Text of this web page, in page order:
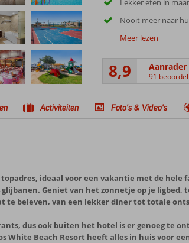
Lekker eten in
Nooit meer naar
Meer lezen
8,9 Aanrader
91
Activiteiten Foto's & Video's
ideaal voor een vakantie met de
Geniet van het zonnetje op je
te beleven, van een lekker diner tot totale
dus ook buiten het hotel is er genoeg te
Beach Resort heeft alles in huis voor